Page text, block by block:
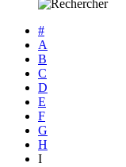
#
A
B
C
D
E
F
G
H
I